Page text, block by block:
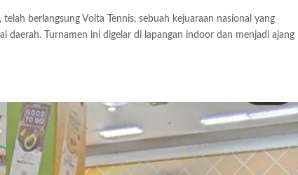
berlangsung Volta Tennis, sebuah kejuaraan nasional yang
daerah. Turnamen ini digelar di lapangan indoor dan menjadi ajang